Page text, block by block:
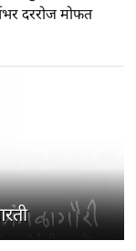
दररोज मोफत